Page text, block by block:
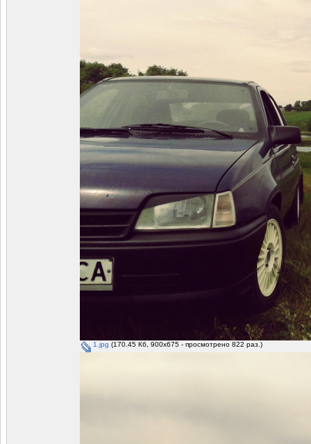
1.jpg (170.45 Кб, 900x675 - просмотрено 822 раз.)